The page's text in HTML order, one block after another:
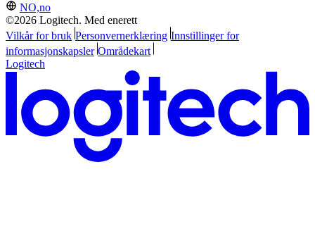
NO,no
©2026 Logitech. Med enerett
Vilkår for bruk Personvernerklæring Innstillinger for
informasjonskapsler Områdekart
Logitech